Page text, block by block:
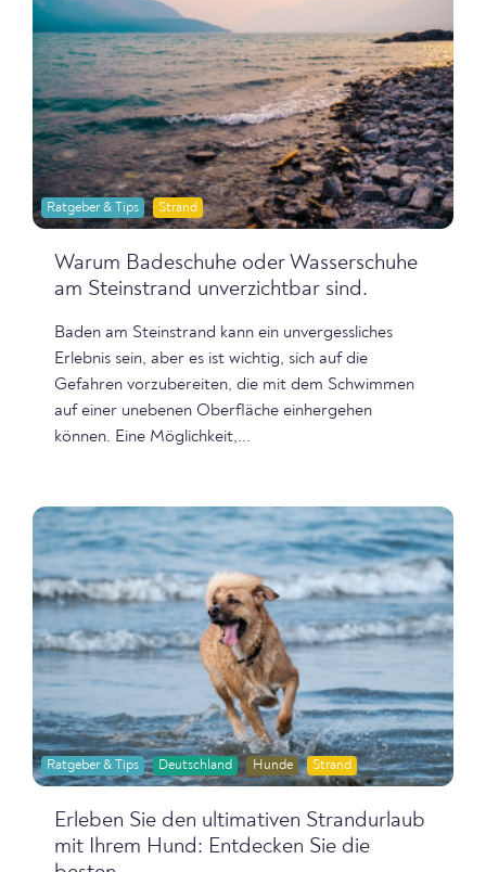
Ratgeber & Tips Strand
Warum Badeschuhe oder Wasserschuhe
am Steinstrand unverzichtbar sind.
Baden am Steinstrand kann ein unvergessliches
Erlebnis sein, aber es ist wichtig, sich auf die
Gefahren vorzubereiten, die mit dem Schwimmen
auf einer unebenen Oberfläche einhergehen
können. Eine Möglichkeit,...
Ratgeber & Tips Deutschland Hunde Strand
Erleben Sie den ultimativen Strandurlaub
mit Ihrem Hund: Entdecken Sie die